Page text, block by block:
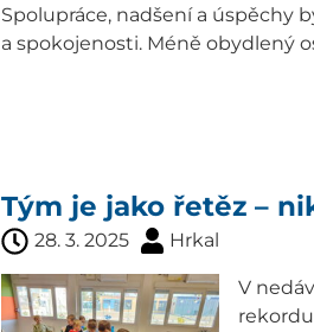
Spolupráce, nadšení a úspěchy
a spokojenosti. Méně obydlený
Tým je jako řetěz –
28. 3. 2025 Hrkal
V